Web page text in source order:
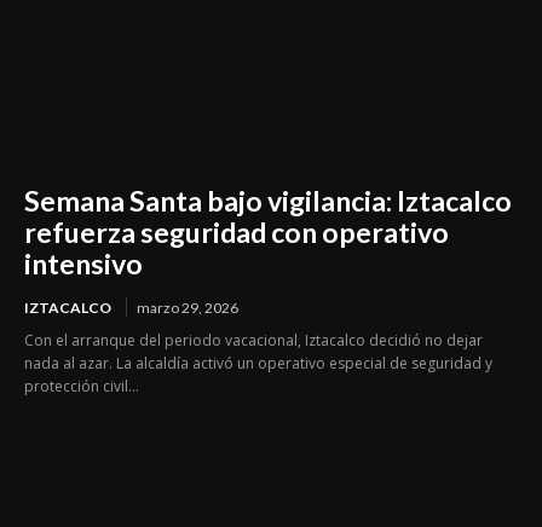
Semana Santa bajo vigilancia: Iztacalco
refuerza seguridad con operativo
intensivo
IZTACALCO marzo 29, 2026
Con el arranque del periodo vacacional, Iztacalco decidió no dejar
nada al azar. La alcaldía activó un operativo especial de seguridad y
protección civil...